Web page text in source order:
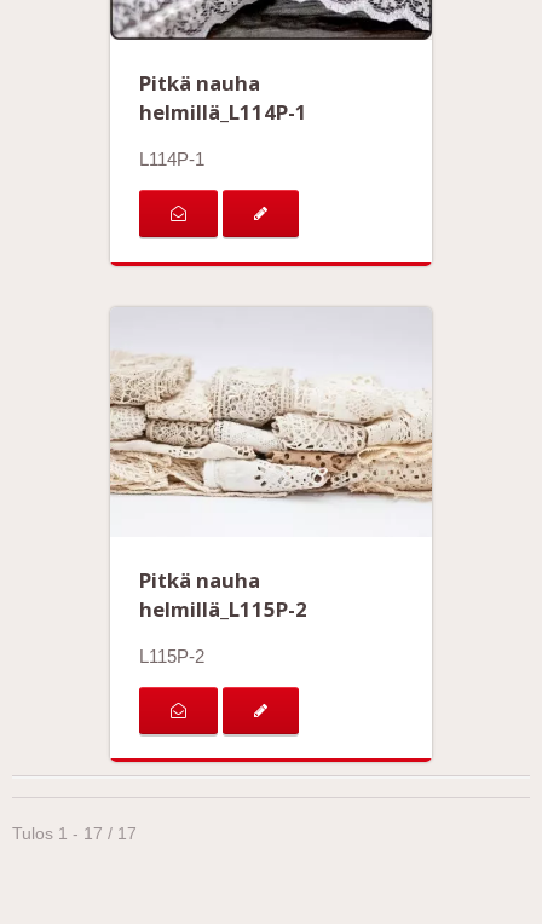
Pitkä nauha
helmillä_L114P-1
L114P-1
Pitkä nauha
helmillä_L115P-2
L115P-2
Tulos 1 - 17 / 17